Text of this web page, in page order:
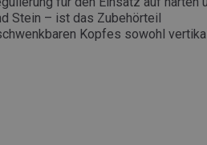
Stein – ist das Zubehörteil
Kopfes sowohl